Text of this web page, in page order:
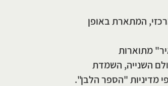
המתארת באופן
מתוארות
השנייה, השמדת
מדיניות "הספר הלבן".